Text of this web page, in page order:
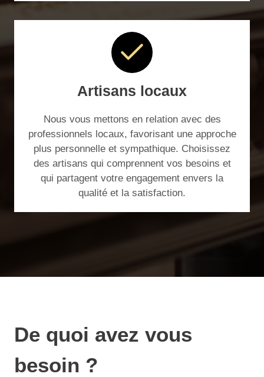
Artisans locaux
Nous vous mettons en relation avec des
professionnels locaux, favorisant une approche
plus personnelle et sympathique. Choisissez
des artisans qui comprennent vos besoins et
qui partagent votre engagement envers la
qualité et la satisfaction.
De quoi avez vous
besoin ?